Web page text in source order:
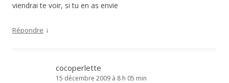
viendrai te voir, si tu en as envie
Répondre ↓
cocoperlette
15 décembre 2009 à 8 h 05 min